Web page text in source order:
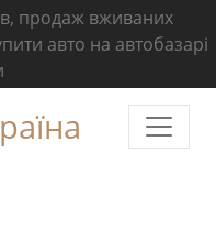
продаж вживаних
авто на автобазарі